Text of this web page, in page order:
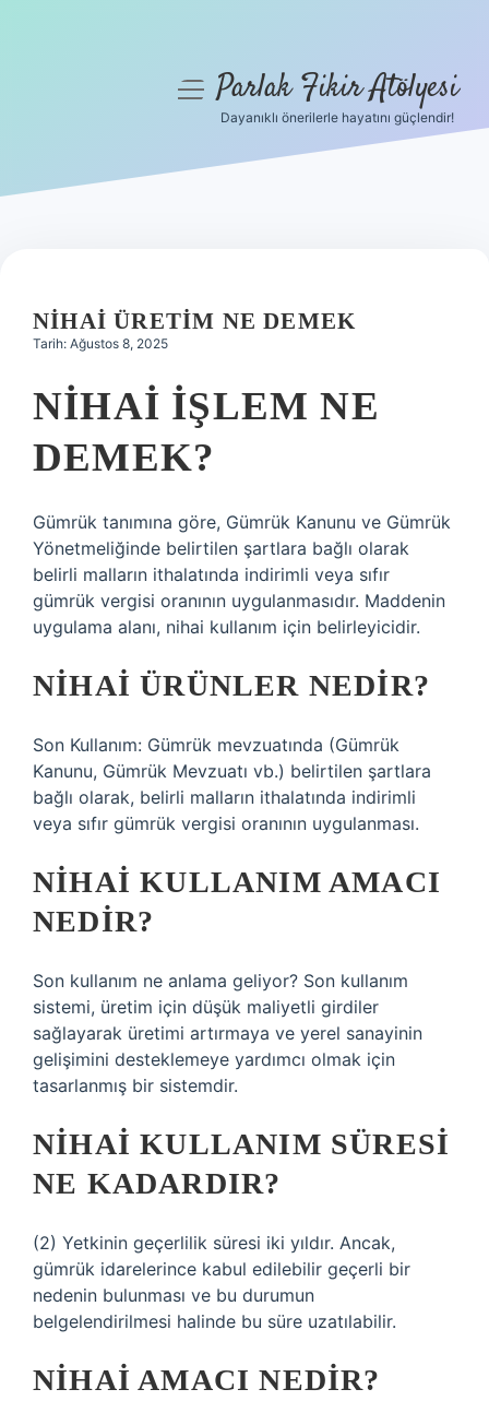
Hakkımızda
menüyüParlak Fikir Atölyesi
Dayanıklı önerilerle hayatını güçlendir!
NIHAI ÜRETIM NE DEMEK
Tarih: Ağustos 8, 2025
NIHAI IŞLEM NE
DEMEK?
Gümrük tanımına göre, Gümrük Kanunu ve Gümrük
Yönetmeliğinde belirtilen şartlara bağlı olarak
belirli malların ithalatında indirimli veya sıfır
gümrük vergisi oranının uygulanmasıdır. Maddenin
uygulama alanı, nihai kullanım için belirleyicidir.
NIHAI ÜRÜNLER NEDIR?
Son Kullanım: Gümrük mevzuatında (Gümrük
Kanunu, Gümrük Mevzuatı vb.) belirtilen şartlara
bağlı olarak, belirli malların ithalatında indirimli
veya sıfır gümrük vergisi oranının uygulanması.
NIHAI KULLANIM AMACI
NEDIR?
Son kullanım ne anlama geliyor? Son kullanım
sistemi, üretim için düşük maliyetli girdiler
sağlayarak üretimi artırmaya ve yerel sanayinin
gelişimini desteklemeye yardımcı olmak için
tasarlanmış bir sistemdir.
NIHAI KULLANIM SÜRESI
NE KADARDIR?
(2) Yetkinin geçerlilik süresi iki yıldır. Ancak,
gümrük idarelerince kabul edilebilir geçerli bir
nedenin bulunması ve bu durumun
belgelendirilmesi halinde bu süre uzatılabilir.
NIHAI AMACI NEDIR?